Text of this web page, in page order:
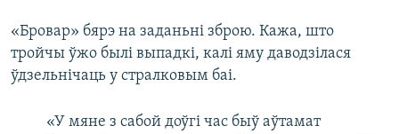
«Бровар» бярэ на заданьні зброю. Кажа, што
тройчы ўжо былі выпадкі, калі яму даводзілася
ўдзельнічаць у стралковым баі.
«У мяне з сабой доўгі час быў аўтамат